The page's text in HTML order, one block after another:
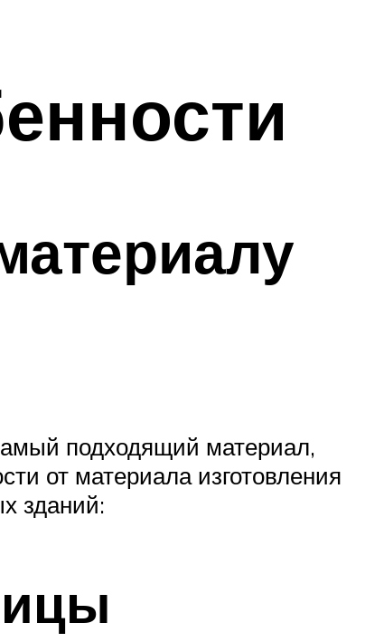
подходящий материал,
от материала изготовления
зданий: